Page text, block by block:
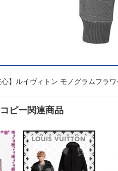
心】ルイヴィトン モノグラムフラ
ピー関連商品